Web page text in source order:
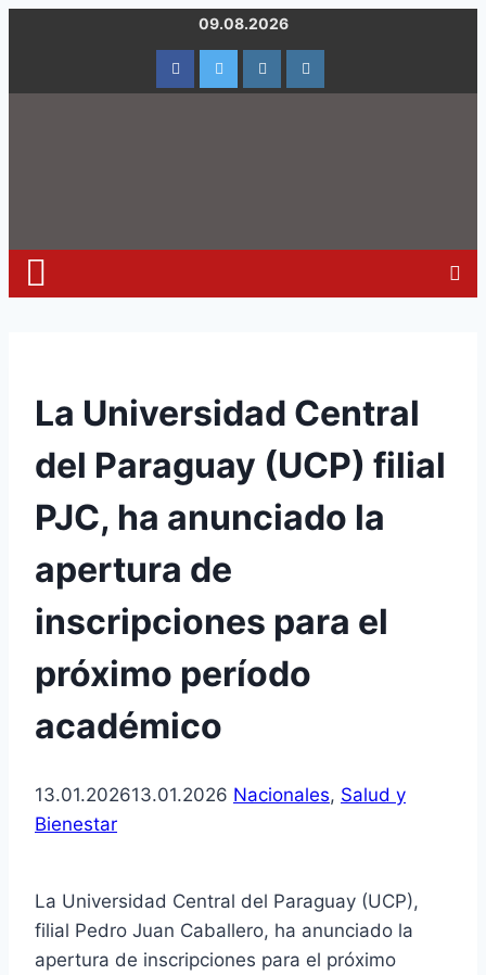
09.08.2026
La Universidad Central
del Paraguay (UCP) filial
PJC, ha anunciado la
apertura de
inscripciones para el
próximo período
académico
13.01.202613.01.2026 Nacionales, Salud y
Bienestar
La Universidad Central del Paraguay (UCP),
filial Pedro Juan Caballero, ha anunciado la
apertura de inscripciones para el próximo